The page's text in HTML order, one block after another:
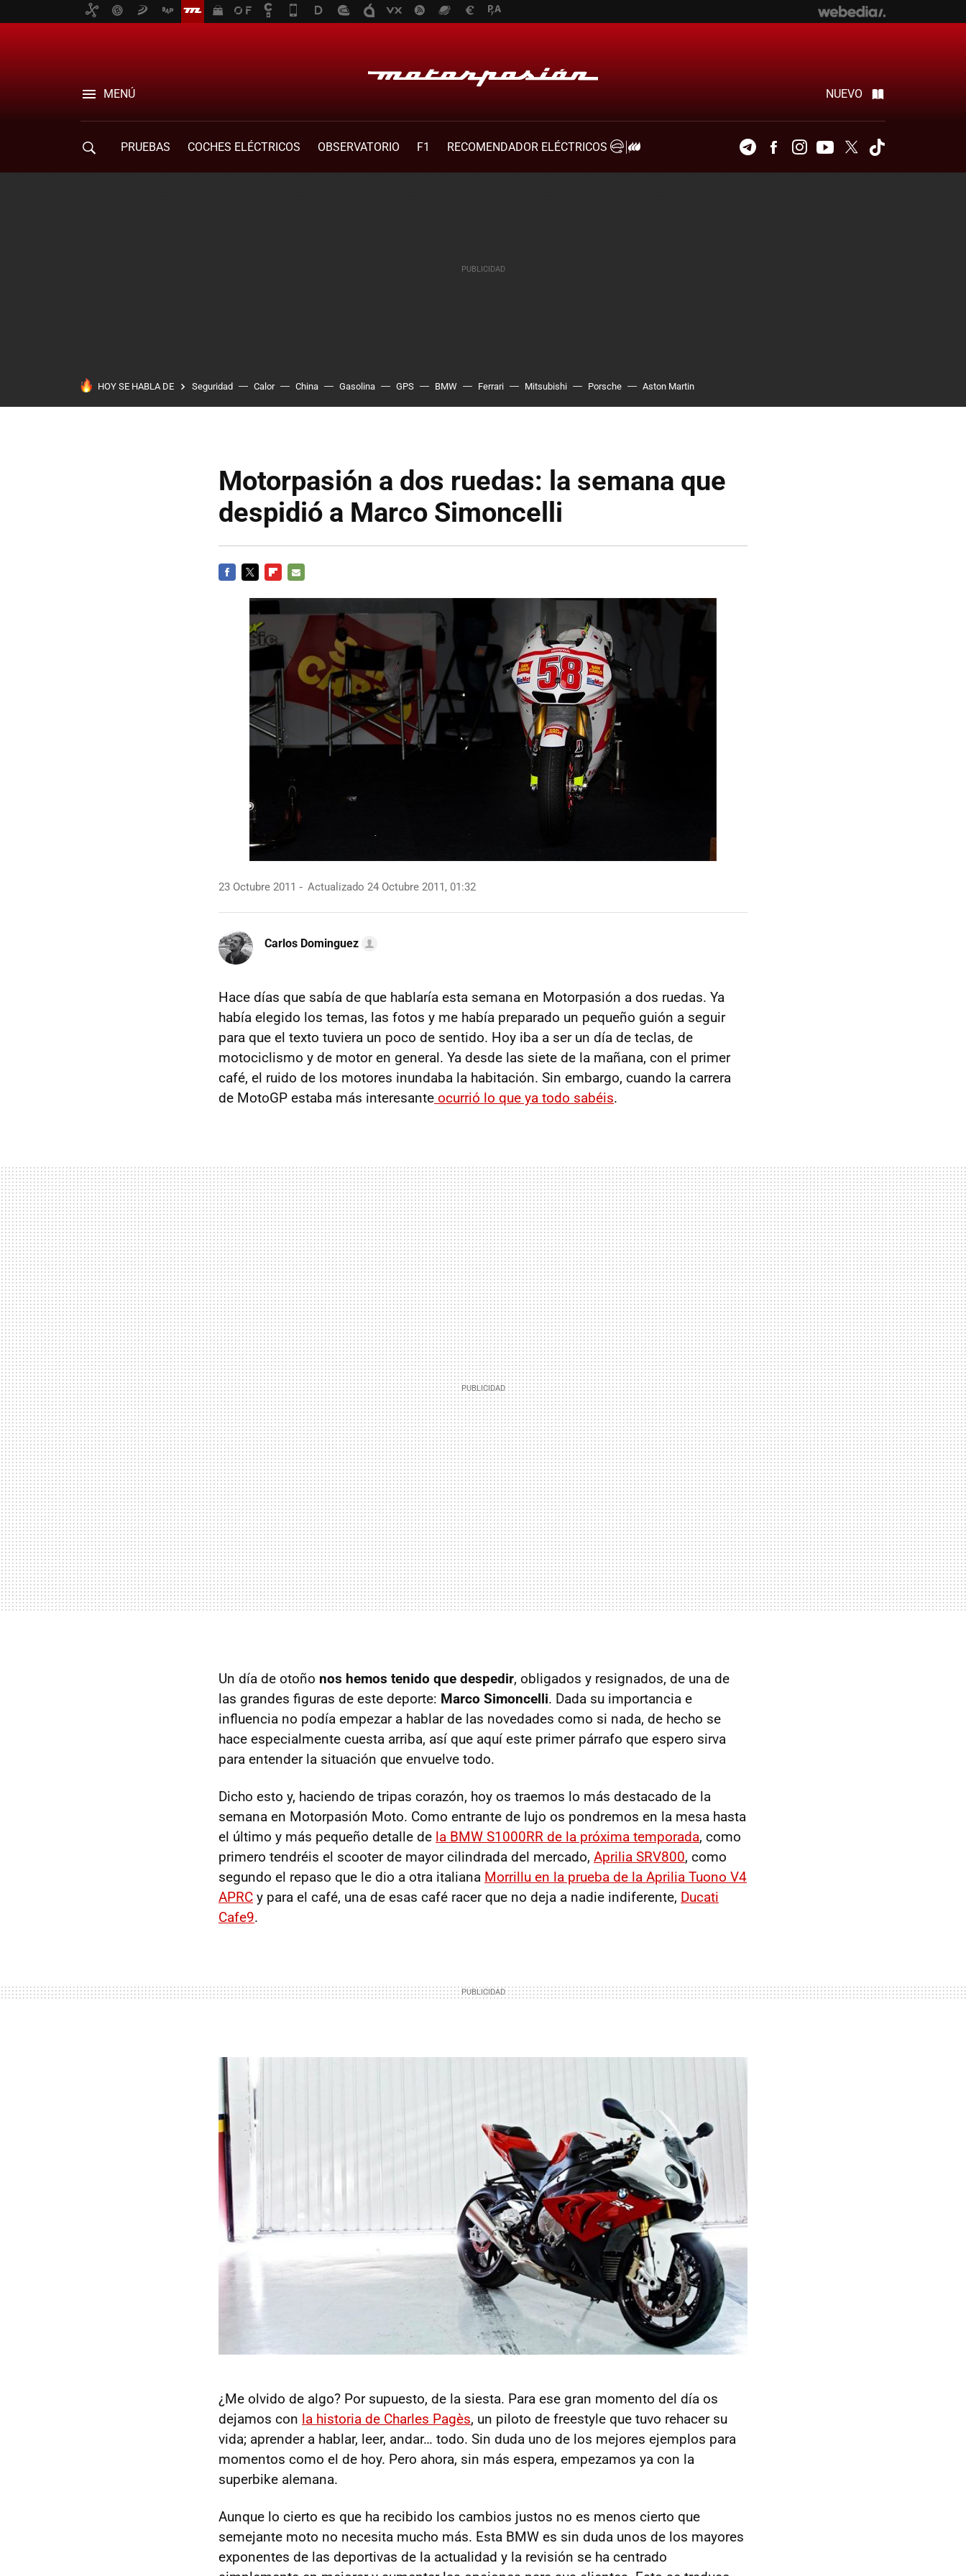
MENÚ NUEVO
PRUEBAS COCHES ELÉCTRICOS OBSERVATORIO F1
RECOMENDADOR ELÉCTRICOS
TelegramFacebookInstagramYoutubeTwitter
HOY SE HABLA DE Seguridad Calor China Gasolina GPS BMW Ferrari Mitsubishi Porsche Aston Martin
Motorpasión a dos ruedas: la semana que
despidió a Marco Simoncelli
23 Octubre 2011 Actualizado 24 Octubre 2011, 01:32
Carlos Dominguez
Hace días que sabía de que hablaría esta semana en Motorpasión a dos ruedas. Ya
había elegido los temas, las fotos y me había preparado un pequeño guión a seguir
para que el texto tuviera un poco de sentido. Hoy iba a ser un día de teclas, de
motociclismo y de motor en general. Ya desde las siete de la mañana, con el primer
café, el ruido de los motores inundaba la habitación. Sin embargo, cuando la carrera
de MotoGP estaba más interesante ocurrió lo que ya todo sabéis.
Un día de otoño nos hemos tenido que despedir, obligados y resignados, de una de
las grandes figuras de este deporte: Marco Simoncelli. Dada su importancia e
influencia no podía empezar a hablar de las novedades como si nada, de hecho se
hace especialmente cuesta arriba, así que aquí este primer párrafo que espero sirva
para entender la situación que envuelve todo.
Dicho esto y, haciendo de tripas corazón, hoy os traemos lo más destacado de la
semana en Motorpasión Moto. Como entrante de lujo os pondremos en la mesa hasta
el último y más pequeño detalle de la BMW S1000RR de la próxima temporada, como
primero tendréis el scooter de mayor cilindrada del mercado, Aprilia SRV800, como
segundo el repaso que le dio a otra italiana Morrillu en la prueba de la Aprilia Tuono V4
APRC y para el café, una de esas café racer que no deja a nadie indiferente, Ducati
Cafe9.
¿Me olvido de algo? Por supuesto, de la siesta. Para ese gran momento del día os
dejamos con la historia de Charles Pagès, un piloto de freestyle que tuvo rehacer su
vida; aprender a hablar, leer, andar… todo. Sin duda uno de los mejores ejemplos para
momentos como el de hoy. Pero ahora, sin más espera, empezamos ya con la
superbike alemana.
Aunque lo cierto es que ha recibido los cambios justos no es menos cierto que
semejante moto no necesita mucho más. Esta BMW es sin duda unos de los mayores
exponentes de las deportivas de la actualidad y la revisión se ha centrado